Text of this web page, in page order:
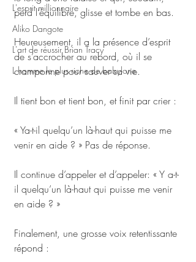
L'esprit millionnaire
Aliko Dangote
L'art de réussir Brian Tracy
L homme le plus riche de babylone
perd l’équilibre, glisse et tombe en bas.
Heureusement, il a la présence d’esprit
de s’accrocher au rebord, où il se
cramponne pour sauver sa vie.
Il tient bon et tient bon, et finit par crier :
« Ya-t-il quelqu’un là-haut qui puisse me
venir en aide ? » Pas de réponse.
Il continue d’appeler et d’appeler: « Y a-t-
il quelqu’un là-haut qui puisse me venir
en aide ? »
Finalement, une grosse voix retentissante
répond :